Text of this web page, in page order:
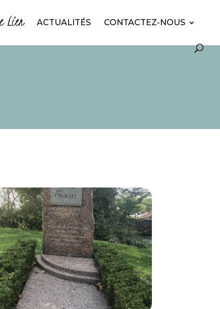
Lien ACTUALITÉS CONTACTEZ-NOUS